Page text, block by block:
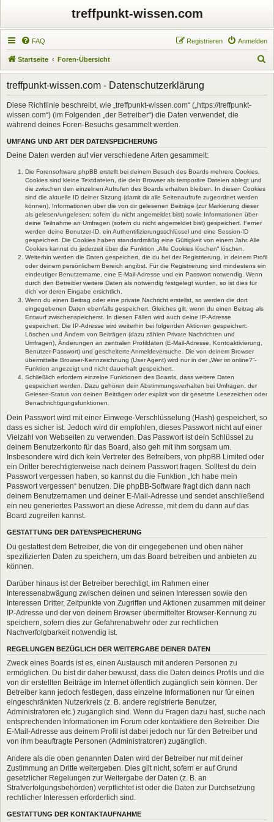
treffpunkt-wissen.com
FAQ Anmelden
Registrieren
Startseite Foren-Übersicht
u
treffpunkt-wissen.com - Datenschutzerklärung
Diese Richtlinie beschreibt, wie „treffpunkt-wissen.com“ („https://treffpunkt-
wissen.com“) (im Folgenden „der Betreiber“) die Daten verwendet, die
während deines Foren-Besuchs gesammelt werden.
UMFANG UND ART DER DATENSPEICHERUNG
Deine Daten werden auf vier verschiedene Arten gesammelt:
Die Forensoftware phpBB erstellt bei deinem Besuch des Boards mehrere Cookies.
Cookies sind kleine Textdateien, die dein Browser als temporäre Dateien ablegt und
die zwischen den einzelnen Aufrufen des Boards erhalten bleiben. In diesen Cookies
sind die aktuelle ID deiner Sitzung (damit dir alle Seitenaufrufe zugeordnet werden
können), Informationen über die von dir gelesenen Beiträge (zur Markierung dieser
als gelesen/ungelesen; sofern du nicht angemeldet bist) sowie Informationen über
deine Teilnahme an Umfragen (sofern du nicht angemeldet bist) gespeichert. Ferner
werden deine Benutzer-ID, ein Authentifizierungsschlüssel und eine Session-ID
gespeichert. Die Cookies haben standardmäßig eine Gültigkeit von einem Jahr. Alle
Cookies kannst du jederzeit über die Funktion „Alle Cookies löschen“ löschen.
Weiterhin werden die Daten gespeichert, die du bei der Registrierung, in deinem Profil
oder deinem persönlichem Bereich angibst. Für die Registrierung sind mindestens ein
eindeutiger Benutzername, eine E-Mail-Adresse und ein Passwort notwendig. Wenn
durch den Betreiber weitere Daten als notwendig festgelegt wurden, so ist dies für
dich vor deren Eingabe ersichtlich.
Wenn du einen Beitrag oder eine private Nachricht erstellst, so werden die dort
eingegebenen Daten ebenfalls gespeichert. Gleiches gilt, wenn du einen Beitrag als
Entwurf zwischenspeicherst. In diesen Fällen wird auch deine IP-Adresse
gespeichert. Die IP-Adresse wird weiterhin bei folgenden Aktionen gespeichert:
Löschen und Ändern von Beiträgen (dazu zählen Private Nachrichten und
Umfragen), Änderungen an zentralen Profildaten (E-Mail-Adresse, Kontoaktivierung,
Benutzer-Passwort) und gescheiterte Anmeldeversuche. Die von deinem Browser
übermittelte Browser-Kennzeichnung (User Agent) wird nur in der „Wer ist online?“-
Funktion angezeigt und nicht dauerhaft gespeichert.
Schließlich erfordern einzelne Funktionen des Boards, dass weitere Daten
gespeichert werden. Dazu gehören dein Abstimmungsverhalten bei Umfragen, der
Gelesen-Status von deinen Beiträgen oder explizit von dir gesetzte Lesezeichen oder
Benachrichtigungsfunktionen.
Dein Passwort wird mit einer Einwege-Verschlüsselung (Hash) gespeichert, so
dass es sicher ist. Jedoch wird dir empfohlen, dieses Passwort nicht auf einer
Vielzahl von Webseiten zu verwenden. Das Passwort ist dein Schlüssel zu
deinem Benutzerkonto für das Board, also geh mit ihm sorgsam um.
Insbesondere wird dich kein Vertreter des Betreibers, von phpBB Limited oder
ein Dritter berechtigterweise nach deinem Passwort fragen. Solltest du dein
Passwort vergessen haben, so kannst du die Funktion „Ich habe mein
Passwort vergessen“ benutzen. Die phpBB-Software fragt dich dann nach
deinem Benutzernamen und deiner E-Mail-Adresse und sendet anschließend
ein neu generiertes Passwort an diese Adresse, mit dem du dann auf das
Board zugreifen kannst.
GESTATTUNG DER DATENSPEICHERUNG
Du gestattest dem Betreiber, die von dir eingegebenen und oben näher
spezifizierten Daten zu speichern, um das Board betreiben und anbieten zu
können.
Darüber hinaus ist der Betreiber berechtigt, im Rahmen einer
Interessenabwägung zwischen deinen und seinen Interessen sowie den
Interessen Dritter, Zeitpunkte von Zugriffen und Aktionen zusammen mit deiner
IP-Adresse und der von deinem Browser übermittelter Browser-Kennung zu
speichern, sofern dies zur Gefahrenabwehr oder zur rechtlichen
Nachverfolgbarkeit notwendig ist.
REGELUNGEN BEZÜGLICH DER WEITERGABE DEINER DATEN
Zweck eines Boards ist es, einen Austausch mit anderen Personen zu
ermöglichen. Du bist dir daher bewusst, dass die Daten deines Profils und die
von dir erstellten Beiträge im Internet öffentlich zugänglich sein können. Der
Betreiber kann jedoch festlegen, dass einzelne Informationen nur für einen
eingeschränkten Nutzerkreis (z. B. andere registrierte Benutzer,
Administratoren etc.) zugänglich sind. Wenn du Fragen dazu hast, suche nach
entsprechenden Informationen im Forum oder kontaktiere den Betreiber. Die
E-Mail-Adresse aus deinem Profil ist dabei jedoch nur für den Betreiber und
von ihm beauftragte Personen (Administratoren) zugänglich.
Andere als die oben genannten Daten wird der Betreiber nur mit deiner
Zustimmung an Dritte weitergeben. Dies gilt nicht, sofern er auf Grund
gesetzlicher Regelungen zur Weitergabe der Daten (z. B. an
Strafverfolgungsbehörden) verpflichtet ist oder die Daten zur Durchsetzung
rechtlicher Interessen erforderlich sind.
GESTATTUNG DER KONTAKTAUFNAHME